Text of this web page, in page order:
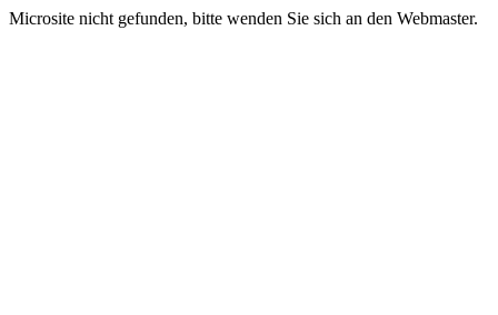
Microsite nicht gefunden, bitte wenden Sie sich an den Webmaster.